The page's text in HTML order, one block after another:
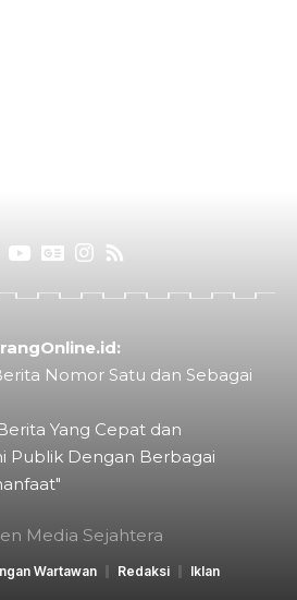
Nomor Satu dan Sebagai
Yang Cepat dan
Publik Dengan Berbagai
Media Sejahtera
Wartawan Redaksi Iklan